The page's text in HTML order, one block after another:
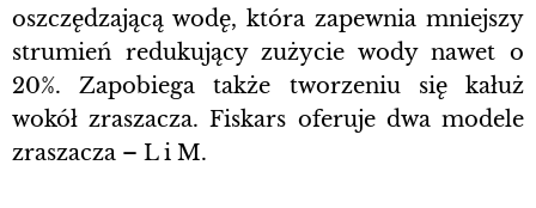
oszczędzającą wodę, która zapewnia mniejszy
strumień redukujący zużycie wody nawet o
20%. Zapobiega także tworzeniu się kałuż
wokół zraszacza. Fiskars oferuje dwa modele
zraszacza – L i M.